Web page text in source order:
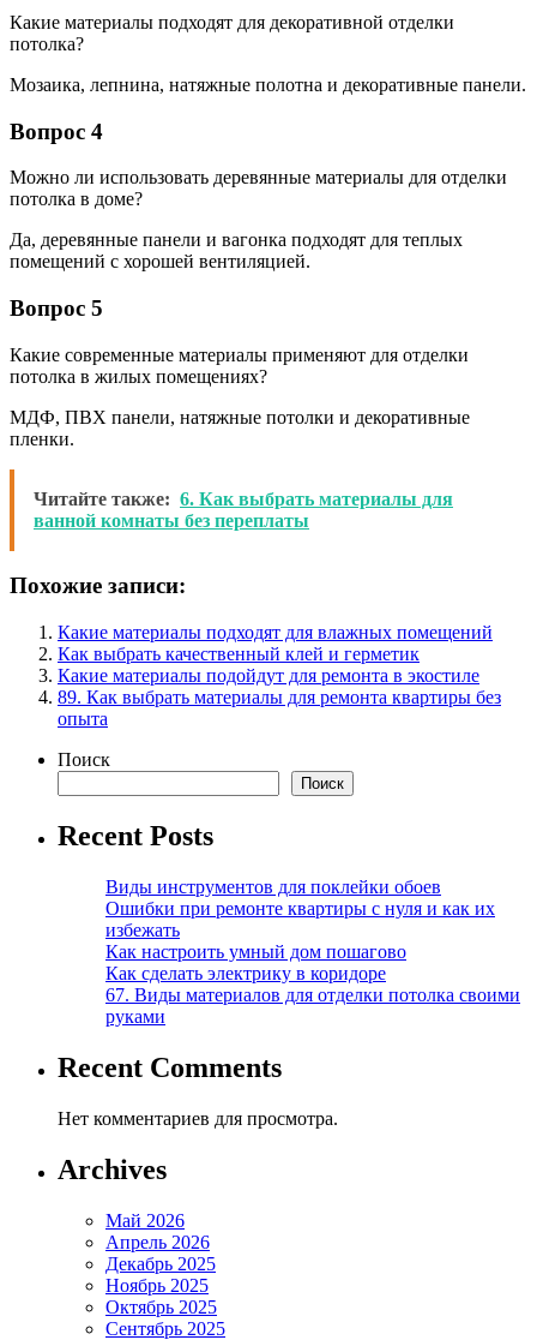
Какие материалы подходят для декоративной отделки
потолка?
Мозаика, лепнина, натяжные полотна и декоративные панели.
Вопрос 4
Можно ли использовать деревянные материалы для отделки
потолка в доме?
Да, деревянные панели и вагонка подходят для теплых
помещений с хорошей вентиляцией.
Вопрос 5
Какие современные материалы применяют для отделки
потолка в жилых помещениях?
МДФ, ПВХ панели, натяжные потолки и декоративные
пленки.
Читайте также: 6. Как выбрать материалы для
ванной комнаты без переплаты
Похожие записи:
Какие материалы подходят для влажных помещений
Как выбрать качественный клей и герметик
Какие материалы подойдут для ремонта в экостиле
89. Как выбрать материалы для ремонта квартиры без
опыта
Поиск
Поиск
Recent Posts
Виды инструментов для поклейки обоев
Ошибки при ремонте квартиры с нуля и как их
избежать
Как настроить умный дом пошагово
Как сделать электрику в коридоре
67. Виды материалов для отделки потолка своими
руками
Recent Comments
Нет комментариев для просмотра.
Archives
Май 2026
Апрель 2026
Декабрь 2025
Ноябрь 2025
Октябрь 2025
Сентябрь 2025